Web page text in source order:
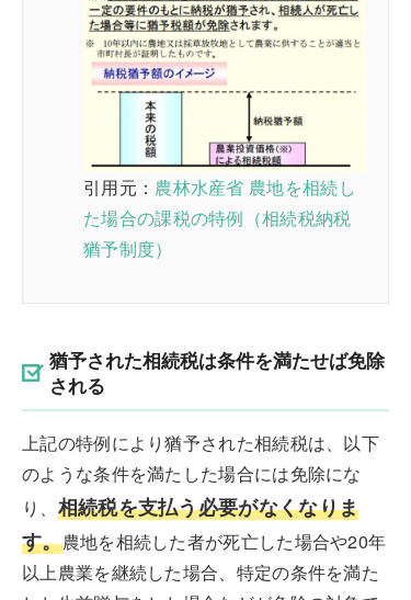
引用元： 農林水産省 農地を相続し
た場合の課税の特例（相続税納税
猶予制度）
猶予された相続税は条件を満たせば免除
される
上記の特例により猶予された相続税は、以下
のような条件を満たした場合には免除にな
り、 相続税を支払う必要がなくなりま
す。農地を相続した者が死亡した場合や20年
以上農業を継続した場合、特定の条件を満た